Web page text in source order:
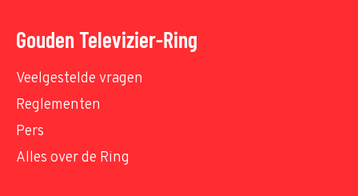
Gouden Televizier-Ring
Veelgestelde vragen
Reglementen
Pers
Alles over de Ring